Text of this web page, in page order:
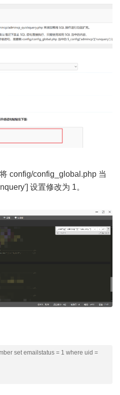
config/config_global.php 当
设置修改为 1。
set emailstatus = 1 where uid =